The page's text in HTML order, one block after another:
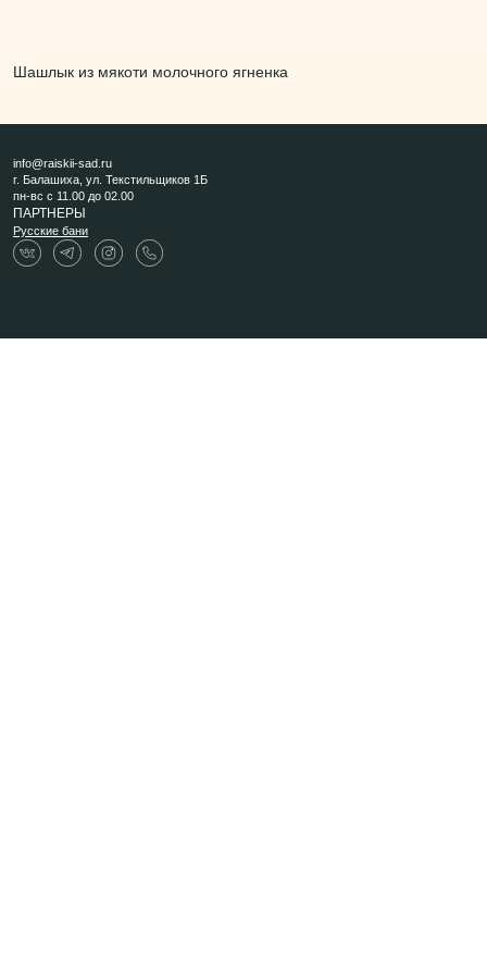
Шашлык из мякоти молочного ягненка
info@raiskii-sad.ru
г. Балашиха, ул. Текстильщиков 1Б
пн-вс с 11.00 до 02.00
ПАРТНЕРЫ
Русские бани